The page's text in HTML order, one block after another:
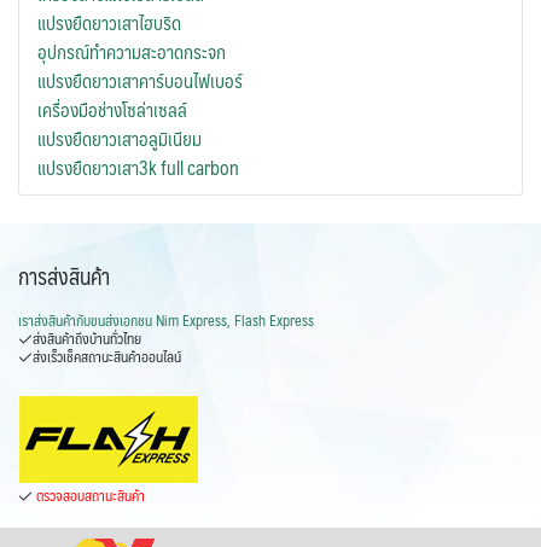
แปรงยืดยาวเสาไฮบริด
อุปกรณ์ทำความสะอาดกระจก
แปรงยืดยาวเสาคาร์บอนไฟเบอร์
เครื่องมือช่างโซล่าเซลล์
แปรงยืดยาวเสาอลูมิเนียม
แปรงยืดยาวเสา3k full carbon
การส่งสินค้า
เราส่งสินค้ากับขนส่งเอกชน Nim Express, Flash Express
ส่งสินค้าถึงบ้านทั่วไทย
ส่งเร็วเช็คสถานะสินค้าออนไลน์
ตรวจสอบสถานะสินค้า